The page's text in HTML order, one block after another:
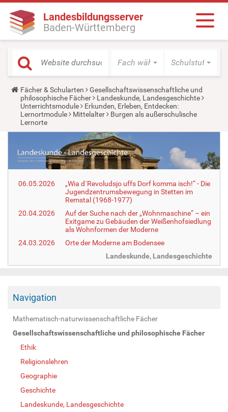
Landesbildungsserver
Baden-Württemberg
Fach wählen Schulstufe
Y
o
u
a
r
e
r
e
:
Fächer & Schularten
Gesellschaftswissenschaftliche und
philosophische Fächer
Landeskunde, Landesgeschichte
Unterrichtsmodule
Erkunden, Erleben, Entdecken:
Lernortmodule
Mittelalter
Burgen als außerschulische
Lernorte
06.05.2026
„Wia d´Revoludsjo uffs Dorf komma isch!“ - Die
Jugendzentrumsbewegung in Stetten im
Remstal (1968-1977)
20.04.2026
Auf der Suche nach der „Wohnmaschine“ – ein
Exitgame zu Gebäuden der Weißenhofsiedlung
als Wohnformen der Moderne
24.03.2026
Orte der Moderne am Bodensee
Landeskunde, Landesgeschichte
Navigation
Mathematisch-naturwissenschaftliche Fächer
Gesellschaftswissenschaftliche und philosophische Fächer
Ethik
Religionslehren
Geographie
Geschichte
Landeskunde, Landesgeschichte